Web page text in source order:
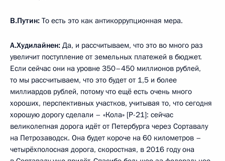
В.Путин: То есть это как антикоррупционная мера.
А.Худилайнен: Да, и рассчитываем, что это во много раз
увеличит поступление от земельных платежей в бюджет.
Если сейчас они на уровне 350–450 миллионов рублей,
то мы рассчитываем, что это будет от 1,5 и более
миллиардов рублей, потому что ещё есть очень много
хороших, перспективных участков, учитывая то, что сегодня
хорошую дорогу сделали – «Кола» [Р-21]: сейчас
великолепная дорога идёт от Петербурга через Сортавалу
на Петрозаводск. Она будет короче на 60 километров –
четырёхполосная дорога, скоростная, в 2016 году она